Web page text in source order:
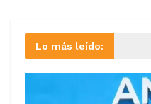
Lo más leído: